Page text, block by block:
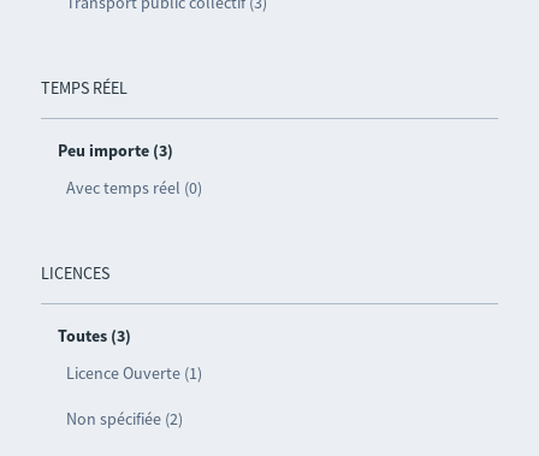
TEMPS RÉEL
Peu importe (3)
Avec temps réel (0)
LICENCES
Toutes (3)
Licence Ouverte (1)
Non spécifiée (2)